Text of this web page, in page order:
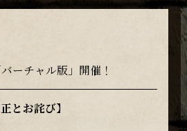
ーチャル版」開催！
お詫び】